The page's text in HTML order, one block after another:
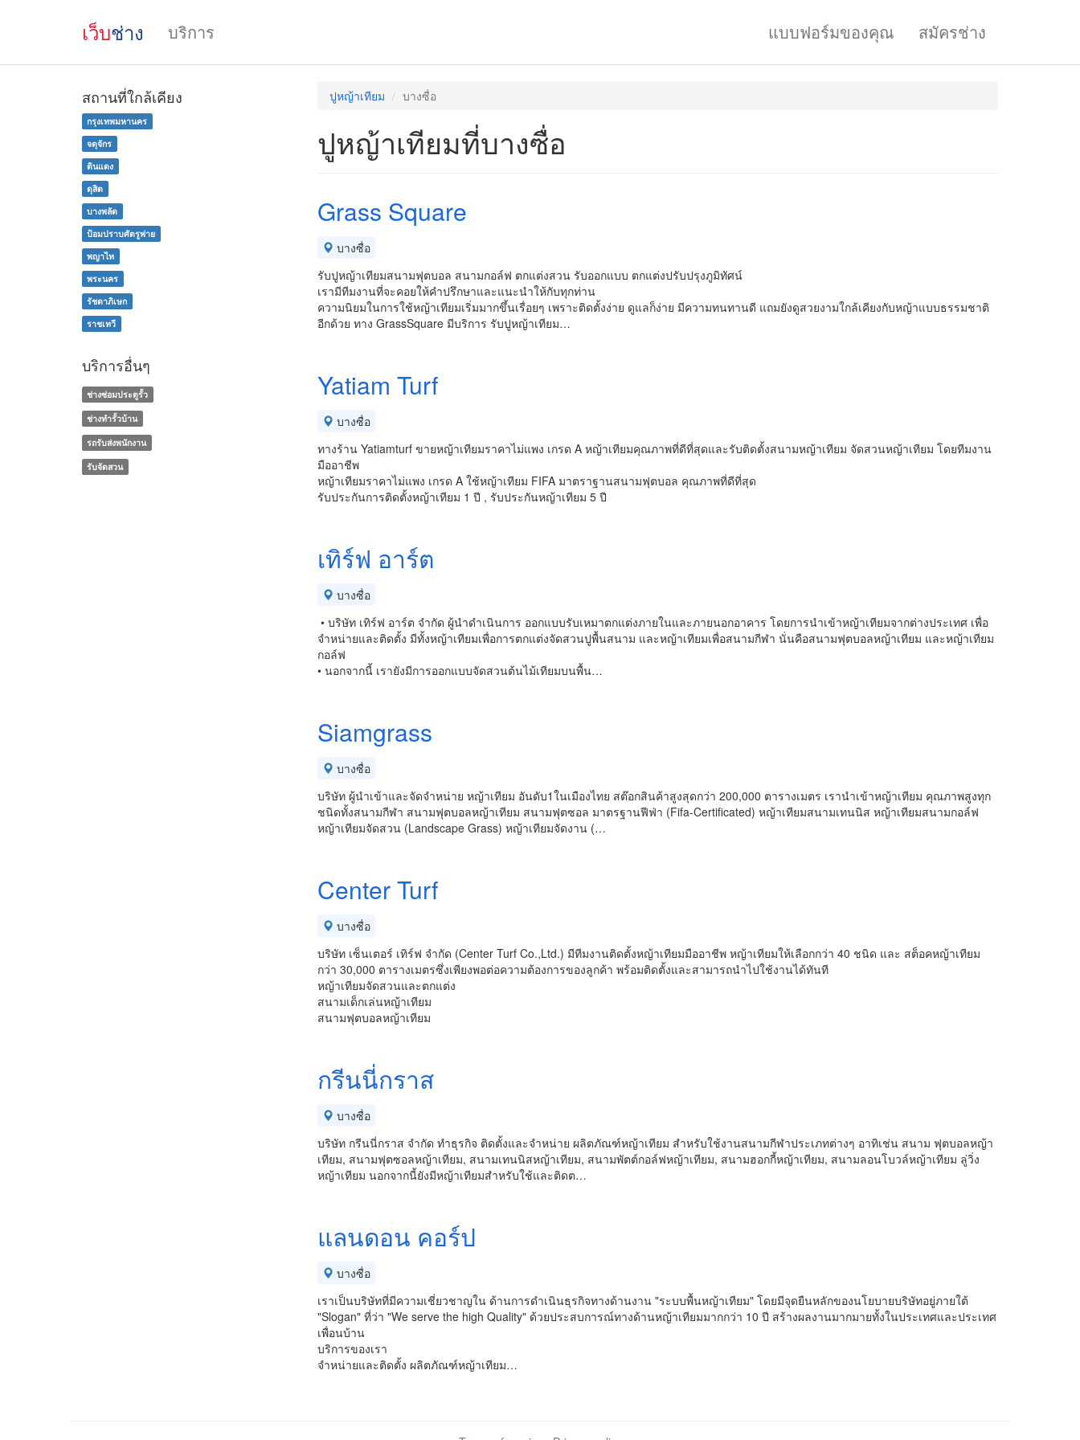
เว็บช่าง บริการ แบบฟอร์มของคุณ สมัครช่าง
ปูหญ้าเทียม บางซื่อ
ปูหญ้าเทียมที่บางซื่อ
Grass Square
บางซื่อ
รับปูหญ้าเทียมสนามฟุตบอล สนามกอล์ฟ ตกแต่งสวน รับออกแบบ ตกแต่งปรับปรุงภูมิทัศน์
เรามีทีมงานที่จะคอยให้คำปรึกษาและแนะนำให้กับทุกท่าน
ความนิยมในการใช้หญ้าเทียมเริ่มมากขึ้นเรื่อยๆ เพราะติดตั้งง่าย ดูแลก็ง่าย มีความทนทานดี แถมยังดูสวยงามใกล้เคียงกับหญ้าแบบธรรมชาติ
อีกด้วย ทาง GrassSquare มีบริการ รับปูหญ้าเทียม…
Yatiam Turf
บางซื่อ
ทางร้าน Yatiamturf ขายหญ้าเทียมราคาไม่แพง เกรด A หญ้าเทียมคุณภาพที่ดีที่สุดและรับติดตั้งสนามหญ้าเทียม จัดสวนหญ้าเทียม โดยทีมงาน
มืออาชีพ
หญ้าเทียมราคาไม่แพง เกรด A ใช้หญ้าเทียม FIFA มาตราฐานสนามฟุตบอล คุณภาพที่ดีที่สุด
รับประกันการติดตั้งหญ้าเทียม 1 ปี , รับประกันหญ้าเทียม 5 ปี
เทิร์ฟ อาร์ต
บางซื่อ
• บริษัท เทิร์ฟ อาร์ต จำกัด ผู้นำดำเนินการ ออกแบบรับเหมาตกแต่งภายในและภายนอกอาคาร โดยการนำเข้าหญ้าเทียมจากต่างประเทศ เพื่อ
จำหน่ายและติดตั้ง มีทั้งหญ้าเทียมเพื่อการตกแต่งจัดสวนปูพื้นสนาม และหญ้าเทียมเพื่อสนามกีฬา นั่นคือสนามฟุตบอลหญ้าเทียม และหญ้าเทียม
กอล์ฟ
• นอกจากนี้ เรายังมีการออกแบบจัดสวนต้นไม้เทียมบนพื้น…
Siamgrass
บางซื่อ
บริษัท ผู้นำเข้าและจัดจำหน่าย หญ้าเทียม อันดับ1ในเมืองไทย สต๊อกสินค้าสูงสุดกว่า 200,000 ตารางเมตร เรานำเข้าหญ้าเทียม คุณภาพสูงทุก
ชนิดทั้งสนามกีฬา สนามฟุตบอลหญ้าเทียม สนามฟุตซอล มาตรฐานฟีฟ่า (Fifa-Certificated) หญ้าเทียมสนามเทนนิส หญ้าเทียมสนามกอล์ฟ
หญ้าเทียมจัดสวน (Landscape Grass) หญ้าเทียมจัดงาน (…
Center Turf
บางซื่อ
บริษัท เซ็นเตอร์ เทิร์ฟ จำกัด (Center Turf Co.,Ltd.) มีทีมงานติดตั้งหญ้าเทียมมืออาชีพ หญ้าเทียมให้เลือกกว่า 40 ชนิด และ สต็อคหญ้าเทียม
กว่า 30,000 ตารางเมตรซึ่งเพียงพอต่อความต้องการของลูกค้า พร้อมติดตั้งและสามารถนำไปใช้งานได้ทันที
หญ้าเทียมจัดสวนและตกแต่ง
สนามเด็กเล่นหญ้าเทียม
สนามฟุตบอลหญ้าเทียม
กรีนนี่กราส
บางซื่อ
บริษัท กรีนนี่กราส จำกัด ทำธุรกิจ ติดตั้งและจำหน่าย ผลิตภัณฑ์หญ้าเทียม สำหรับใช้งานสนามกีฬาประเภทต่างๆ อาทิเช่น สนาม ฟุตบอลหญ้า
เทียม, สนามฟุตซอลหญ้าเทียม, สนามเทนนิสหญ้าเทียม, สนามพัตต์กอล์ฟหญ้าเทียม, สนามฮอกกี้หญ้าเทียม, สนามลอนโบวล์หญ้าเทียม ลู่วิ่ง
หญ้าเทียม นอกจากนี้ยังมีหญ้าเทียมสำหรับใช้และติดต…
แลนดอน คอร์ป
บางซื่อ
เราเป็นบริษัทที่มีความเชี่ยวชาญใน ด้านการดำเนินธุรกิจทางด้านงาน "ระบบพื้นหญ้าเทียม" โดยมีจุดยืนหลักของนโยบายบริษัทอยู่ภายใต้
"Slogan" ที่ว่า "We serve the high Quality" ด้วยประสบการณ์ทางด้านหญ้าเทียมมากกว่า 10 ปี สร้างผลงานมากมายทั้งในประเทศและประเทศ
เพื่อนบ้าน
บริการของเรา
จำหน่ายและติดตั้ง ผลิตภัณฑ์หญ้าเทียม…
สถานที่ใกล้เคียง
กรุงเทพมหานคร
จตุจักร
ดินแดง
ดุสิต
บางพลัด
ป้อมปราบศัตรูพ่าย
พญาไท
พระนคร
รัชดาภิเษก
ราชเทวี
บริการอื่นๆ
ช่างซ่อมประตูรั้ว
ช่างทํารั้วบ้าน
รถรับส่งพนักงาน
รับจัดสวน